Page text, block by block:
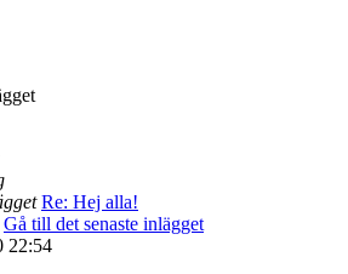
Re: Hej alla!
Gå till det senaste inlägget
22:54